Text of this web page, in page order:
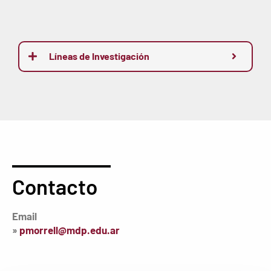
Líneas de Investigación
Contacto
Email
» pmorrell@mdp.edu.ar